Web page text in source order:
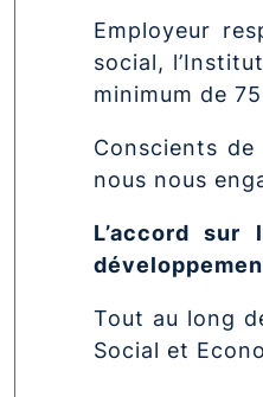
Employeur
social,
minimum de
Conscients
nous nous
L’accord
Tout au long
Social et